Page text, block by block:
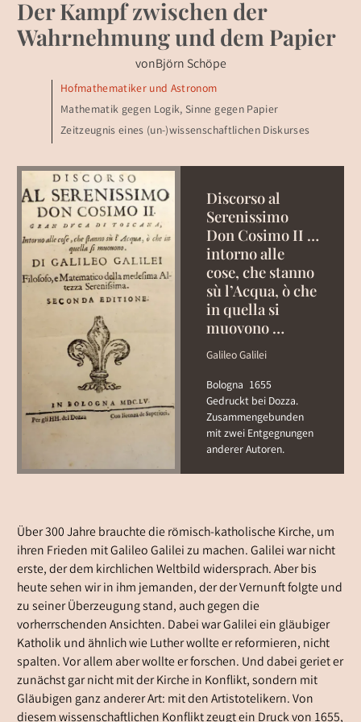
Der Kampf zwischen der
Wahrnehmung und dem Papier
vonBjörn Schöpe
Hofmathematiker und Astronom
Mathematik gegen Logik, Sinne gegen Papier
Zeitzeugnis eines (un-)wissenschaftlichen Diskurses
Discorso al
Serenissimo
Don Cosimo II …
intorno alle
cose, che stanno
sù l’Acqua, ò che
in quella si
muovono …
Galileo Galilei
Bologna 1655
Gedruckt bei Dozza.
Zusammengebunden
mit zwei Entgegnungen
anderer Autoren.
Über 300 Jahre brauchte die römisch-katholische Kirche, um
ihren Frieden mit Galileo Galilei zu machen. Galilei war nicht
erste, der dem kirchlichen Weltbild widersprach. Aber bis
heute sehen wir in ihm jemanden, der der Vernunft folgte und
zu seiner Überzeugung stand, auch gegen die
vorherrschenden Ansichten. Dabei war Galilei ein gläubiger
Katholik und ähnlich wie Luther wollte er reformieren, nicht
spalten. Vor allem aber wollte er forschen. Und dabei geriet er
zunächst gar nicht mit der Kirche in Konflikt, sondern mit
Gläubigen ganz anderer Art: mit den Artistotelikern. Von